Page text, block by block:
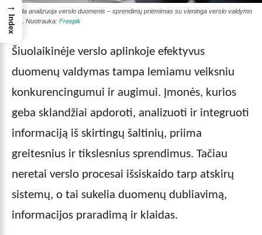
Komanda analizuoja verslo duomenis – sprendimų priėmimas su vieninga verslo valdymo
sistema. Nuotrauka: Freepik
Šiuolaikinėje verslo aplinkoje efektyvus
duomenų valdymas tampa lemiamu veiksniu
konkurencingumui ir augimui. Įmonės, kurios
geba sklandžiai apdoroti, analizuoti ir integruoti
informaciją iš skirtingų šaltinių, priima
greitesnius ir tikslesnius sprendimus. Tačiau
neretai verslo procesai išsiskaido tarp atskirų
sistemų, o tai sukelia duomenų dubliavimą,
informacijos praradimą ir klaidas.
→
Index